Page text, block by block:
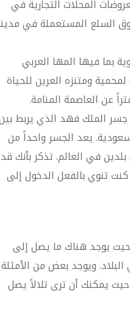
المحلات التجارية في
السلع المستعملة في
بما فيها المها العربي
ومتنزه العرين للحياة
الملك فهد الذي يربط
يعد الجسر واحداً من
في العالم. تذكر بأنك قد
تنوي بالفعل الدخول إلى
حيث يوجد هناك ما يصل إلى
البلاد. ويوجد بعض من الأمثلة
يمكنك أن ترى تلالاً يصل